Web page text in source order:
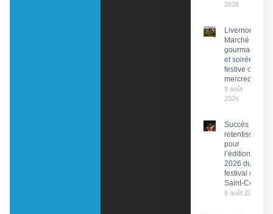
2026
Livernon :
Marché
gourmand
et soirée
festive ce
mercredi
9 août
2026
Succès
retentissant
pour
l’édition
2026 du
festival de
Saint-Céré
8 août 2026